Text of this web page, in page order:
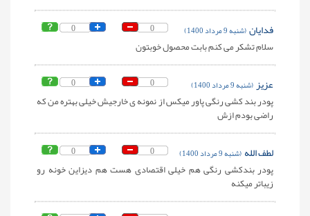
0 0 فدایان(شنبه 9 مرداد 1400)
سلام تشکر می کنم بابت محصول خوبتون
0 0 عزیز(شنبه 9 مرداد 1400)
پودر بند کشی رنگی پاور میکس از نمونه ی خارجیش خیلی بهتره من که
راضی بودم ازش
0 0 لطف الله (شنبه 9 مرداد 1400)
پودر بندکشی رنگی هم خیلی اقتصادی هست هم دیزاین خونه رو
زیباتر میکنه